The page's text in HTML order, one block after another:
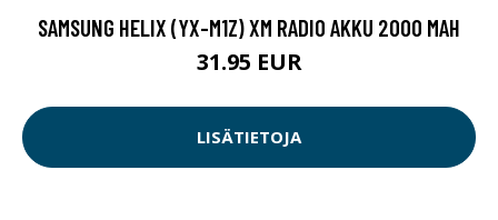
SAMSUNG HELIX (YX-M1Z) XM RADIO AKKU 2000 MAH
31.95 EUR
LISÄTIETOJA